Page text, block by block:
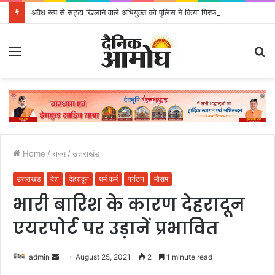
अवैध रूप से सट्टा खिलाने वाले अभियुक्त को पुलिस ने किया गिरफ्तार
Home / राज्य / उत्तराखंड
उत्तराखंड देश देहरादून धर्म कर्म पर्यटन मौसम
भारी बारिश के कारण देहरादून
एयरपोर्ट पर उड़ानें प्रभावित
admin August 25, 2021 2 1 minute read